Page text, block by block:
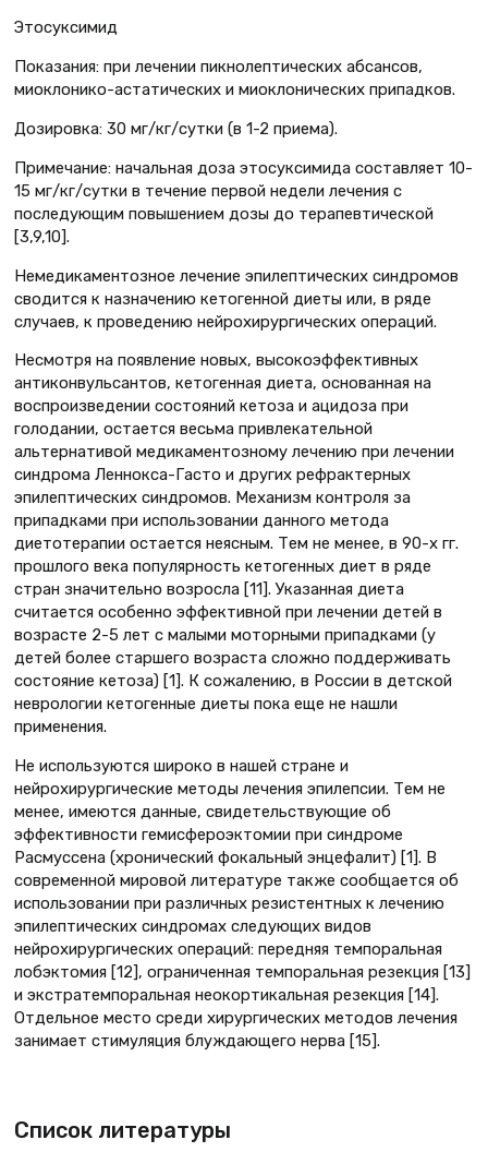
Этосуксимид
Показания: при лечении пикнолептических абсансов,
миоклонико-астатических и миоклонических припадков.
Дозировка: 30 мг/кг/сутки (в 1-2 приема).
Примечание: начальная доза этосуксимида составляет 10-
15 мг/кг/сутки в течение первой недели лечения с
последующим повышением дозы до терапевтической
[3,9,10].
Немедикаментозное лечение эпилептических синдромов
сводится к назначению кетогенной диеты или, в ряде
случаев, к проведению нейрохирургических операций.
Несмотря на появление новых, высокоэффективных
антиконвульсантов, кетогенная диета, основанная на
воспроизведении состояний кетоза и ацидоза при
голодании, остается весьма привлекательной
альтернативой медикаментозному лечению при лечении
синдрома Леннокса-Гасто и других рефрактерных
эпилептических синдромов. Механизм контроля за
припадками при использовании данного метода
диетотерапии остается неясным. Тем не менее, в 90-х гг.
прошлого века популярность кетогенных диет в ряде
стран значительно возросла [11]. Указанная диета
считается особенно эффективной при лечении детей в
возрасте 2-5 лет с малыми моторными припадками (у
детей более старшего возраста сложно поддерживать
состояние кетоза) [1]. К сожалению, в России в детской
неврологии кетогенные диеты пока еще не нашли
применения.
Не используются широко в нашей стране и
нейрохирургические методы лечения эпилепсии. Тем не
менее, имеются данные, свидетельствующие об
эффективности гемисфероэктомии при синдроме
Расмуссена (хронический фокальный энцефалит) [1]. В
современной мировой литературе также сообщается об
использовании при различных резистентных к лечению
эпилептических синдромах следующих видов
нейрохирургических операций: передняя темпоральная
лобэктомия [12], ограниченная темпоральная резекция [13]
и экстратемпоральная неокортикальная резекция [14].
Отдельное место среди хирургических методов лечения
занимает стимуляция блуждающего нерва [15].
Список литературы